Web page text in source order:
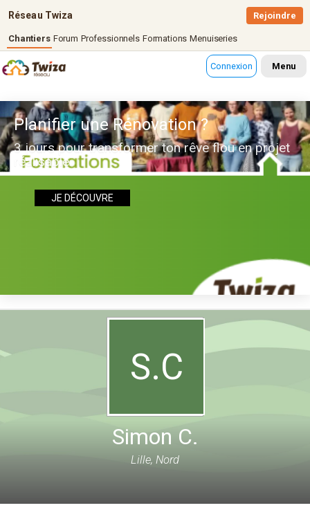
Réseau Twiza
Chantiers Forum Professionnels Formations Menuiseries
Rejoindre
Connexion Menu
Planifier une Rénovation ?
3 jours pour transformer ton rêve flou en projet
réalisable
JE DÉCOUVRE
S.C
Simon C.
Lille, Nord